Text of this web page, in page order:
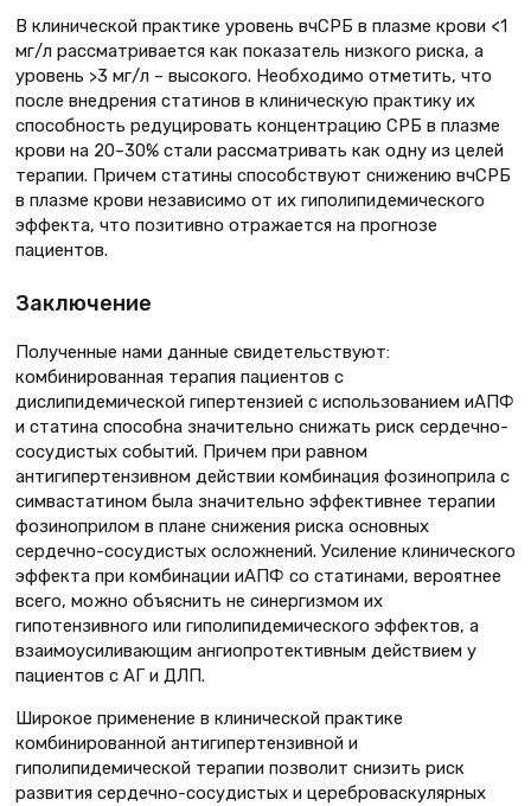
В клинической практике уровень вчСРБ в плазме крови <1
мг/л рассматривается как показатель низкого риска, а
уровень >3 мг/л – высокого. Необходимо отметить, что
после внедрения статинов в клиническую практику их
способность редуцировать концентрацию СРБ в плазме
крови на 20–30% стали рассматривать как одну из целей
терапии. Причем статины способствуют снижению вчСРБ
в плазме крови независимо от их гиполипидемического
эффекта, что позитивно отражается на прогнозе
пациентов.
Заключение
Полученные нами данные свидетельствуют:
комбинированная терапия пациентов с
дислипидемической гипертензией с использованием иАПФ
и статина способна значительно снижать риск сердечно-
сосудистых событий. Причем при равном
антигипертензивном действии комбинация фозиноприла с
симвастатином была значительно эффективнее терапии
фозиноприлом в плане снижения риска основных
сердечно-сосудистых осложнений. Усиление клинического
эффекта при комбинации иАПФ со статинами, вероятнее
всего, можно объяснить не синергизмом их
гипотензивного или гиполипидемического эффектов, а
взаимоусиливающим ангиопротективным действием у
пациентов с АГ и ДЛП.
Широкое применение в клинической практике
комбинированной антигипертензивной и
гиполипидемической терапии позволит снизить риск
развития сердечно-сосудистых и цереброваскулярных